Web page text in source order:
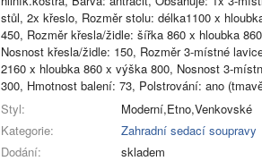
stůl, 2x křeslo, Rozměr stolu: délka1100 x
450, Rozměr křesla/židle: šířka 860 x hloubka
Nosnost křesla/židle: 150, Rozměr 3-místné
2160 x hloubka 860 x výška 800, Nosnost 3-
300, Hmotnost balení: 73, Polstrování: ano
Styl:
Moderní,Etno,Venkovské
Kategorie:
Zahradní sedací soupravy
Dodání:
skladem